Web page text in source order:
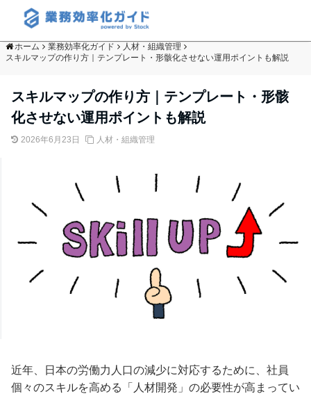
ホーム 業務効率化ガイド
人材・組織管理
スキルマップの作り方｜テンプレート・形骸化させない運用ポイントも解説
スキルマップの作り方｜テンプレート・形骸
化させない運用ポイントも解説
2026年6月23日 人材・組織管理
近年、日本の労働力人口の減少に対応するために、社員
個々のスキルを高める「人材開発」の必要性が高まってい